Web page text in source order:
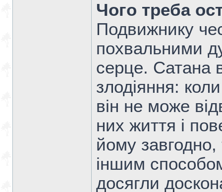
Чого треба
Подвижнику
похвальними
серце. Сатана
злодіяння:
він не може
них життя і
йому завгодно,
іншим
досягли